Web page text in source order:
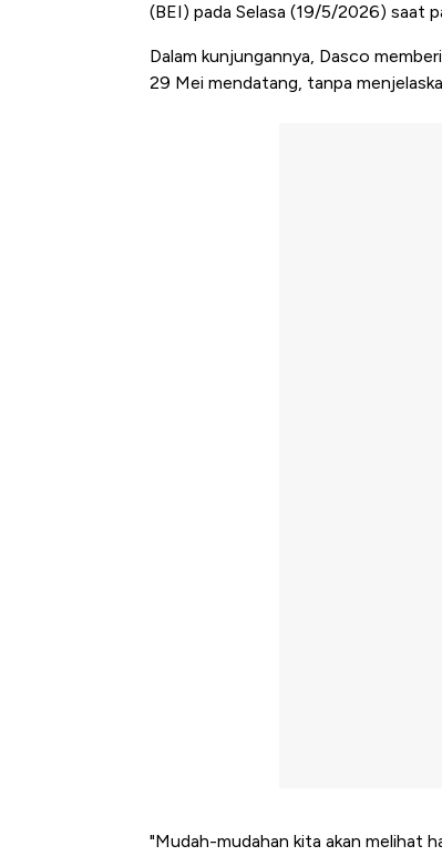
(BEI) pada Selasa (19/5/2026) saat
Dalam kunjungannya, Dasco
29 Mei mendatang, tanpa
"Mudah-mudahan kita akan melihat